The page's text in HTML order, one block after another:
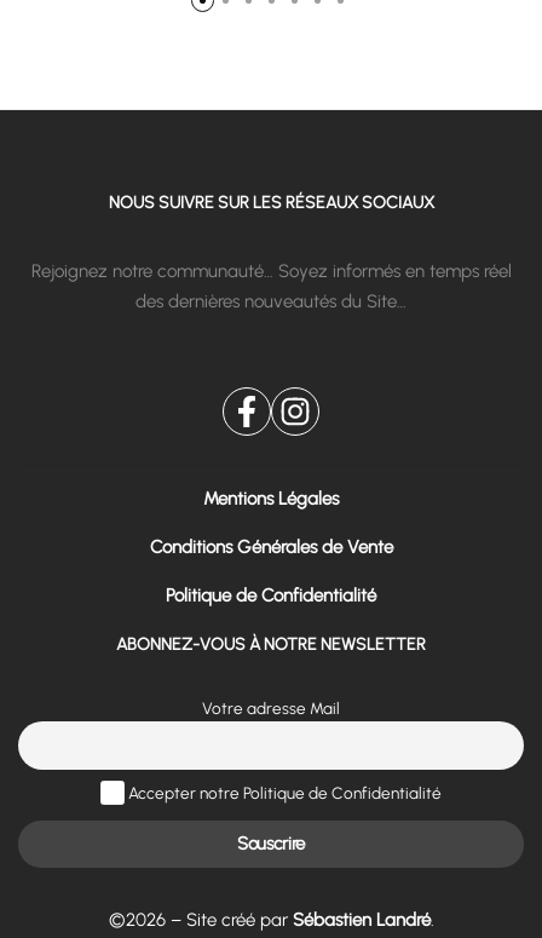
NOUS SUIVRE SUR LES RÉSEAUX SOCIAUX
Rejoignez notre communauté… Soyez informés en temps réel
des dernières nouveautés du Site…
Mentions Légales
Conditions Générales de Vente
Politique de Confidentialité
ABONNEZ-VOUS À NOTRE NEWSLETTER
Votre adresse Mail
Accepter notre Politique de Confidentialité
©2026 – Site créé par Sébastien Landré.